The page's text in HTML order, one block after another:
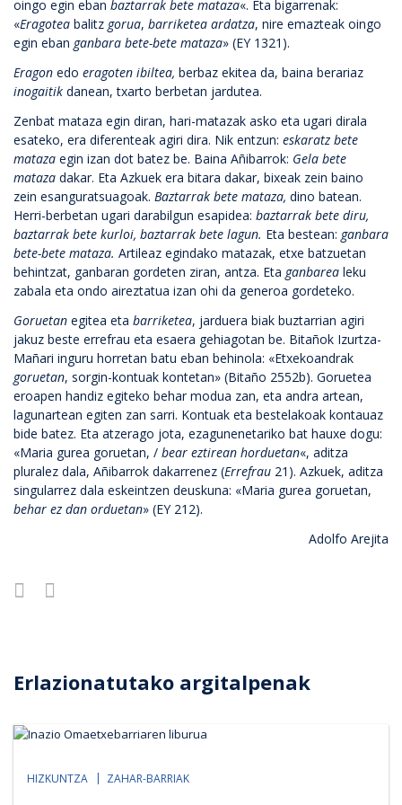
oingo egin eban baztarrak bete mataza«. Eta bigarrenak:
«Eragotea balitz gorua, barriketea ardatza, nire emazteak oingo
egin eban ganbara bete-bete mataza» (EY 1321).
Eragon edo eragoten ibiltea, berbaz ekitea da, baina berariaz
inogaitik danean, txarto berbetan jardutea.
Zenbat mataza egin diran, hari-matazak asko eta ugari dirala
esateko, era diferenteak agiri dira. Nik entzun: eskaratz bete
mataza egin izan dot batez be. Baina Añibarrok: Gela bete
mataza dakar. Eta Azkuek era bitara dakar, bixeak zein baino
zein esanguratsuagoak. Baztarrak bete mataza, dino batean.
Herri-berbetan ugari darabilgun esapidea: baztarrak bete diru,
baztarrak bete kurloi, baztarrak bete lagun. Eta bestean: ganbara
bete-bete mataza. Artileaz egindako matazak, etxe batzuetan
behintzat, ganbaran gordeten ziran, antza. Eta ganbarea leku
zabala eta ondo aireztatua izan ohi da generoa gordeteko.
Goruetan egitea eta barriketea, jarduera biak buztarrian agiri
jakuz beste errefrau eta esaera gehiagotan be. Bitañok Izurtza-
Mañari inguru horretan batu eban behinola: «Etxekoandrak
goruetan, sorgin-kontuak kontetan» (Bitaño 2552b). Goruetea
eroapen handiz egiteko behar modua zan, eta andra artean,
lagunartean egiten zan sarri. Kontuak eta bestelakoak kontauaz
bide batez. Eta atzerago jota, ezagunenetariko bat hauxe dogu:
«Maria gurea goruetan, / bear eztirean horduetan«, aditza
pluralez dala, Añibarrok dakarrenez (Errefrau 21). Azkuek, aditza
singularrez dala eskeintzen deuskuna: «Maria gurea goruetan,
behar ez dan orduetan» (EY 212).
Adolfo Arejita
Erlazionatutako argitalpenak
HIZKUNTZA ZAHAR-BARRIAK